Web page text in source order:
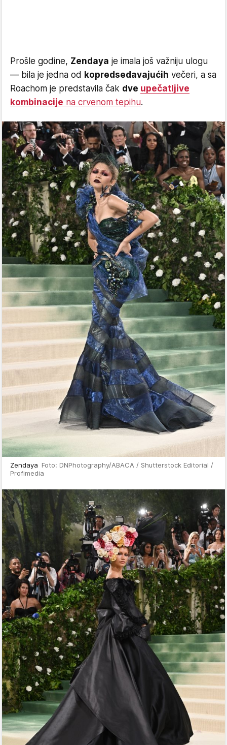
Prošle godine, Zendaya je imala još važniju ulogu
— bila je jedna od kopredsedavajućih večeri, a sa
Roachom je predstavila čak dve upečatljive
kombinacije na crvenom tepihu.
Zendaya Foto: DNPhotography/ABACA / Shutterstock Editorial /
Profimedia